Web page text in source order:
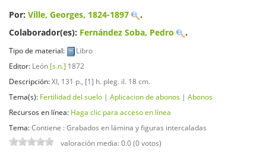
Por: Ville, Georges, 1824-1897
.
Colaborador(es): Fernández Soba, Pedro .
Tipo de material:
Libro
Editor: León [s.n.] 1872
Descripción:XI, 131 p., [1] h. pleg. il. 18 cm.
Tema(s): Fertilidad del suelo | Aplicacion de abonos | Abonos
Recursos en línea: Haga clic para acceso en línea
Tema:Contiene : Grabados en lámina y figuras intercaladas
valoración media: 0.0 (0 votos)